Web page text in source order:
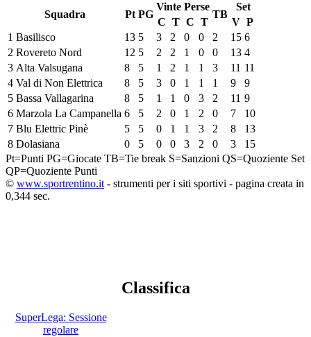
Squadra Pt PG
Vinte Perse
TB
Set
C T C T V P
1 Basilisco 13 5 3 2 0 0 2 15 6
2 Rovereto Nord 12 5 2 2 1 0 0 13 4
3 Alta Valsugana 8 5 1 2 1 1 3 11 11
4 Val di Non Elettrica 8 5 3 0 1 1 1 9
9
5 Bassa Vallagarina 8 5 1 1 0 3 2 11 9
6 Marzola La Campanella 6 5 2 0 1 2 0 7
10
7 Blu Elettric Pinè 5 5 0 1 1 3 2 8
13
8 Dolasiana 0 5 0 0 3 2 0 3
15
Pt=Punti PG=Giocate TB=Tie break S=Sanzioni QS=Quoziente Set
QP=Quoziente Punti
© www.sportrentino.it - strumenti per i siti sportivi - pagina creata in
0,344 sec.
Classifica
SuperLega: Sessione
regolare